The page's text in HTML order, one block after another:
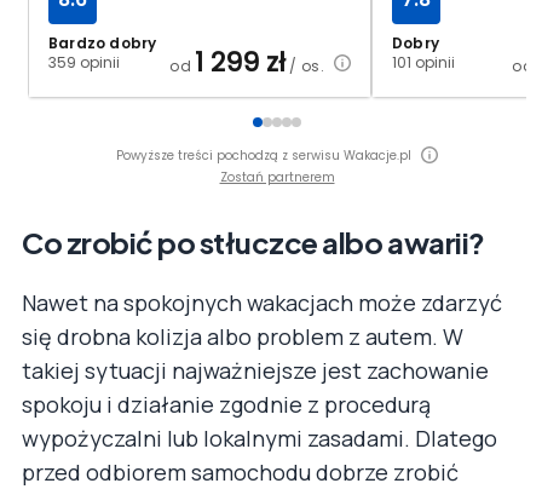
Bardzo dobry
359 opinii
od 1 299 zł/ os.
Dobry
101 opinii
od
Powyższe treści pochodzą z serwisu Wakacje.pl
Zostań partnerem
Co zrobić po stłuczce albo awarii?
Nawet na spokojnych wakacjach może zdarzyć
się drobna kolizja albo problem z autem. W
takiej sytuacji najważniejsze jest zachowanie
spokoju i działanie zgodnie z procedurą
wypożyczalni lub lokalnymi zasadami. Dlatego
przed odbiorem samochodu dobrze zrobić